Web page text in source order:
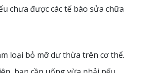
chưa được các tế bào sửa chữa
loại bỏ mỡ dư thừa trên cơ thể.